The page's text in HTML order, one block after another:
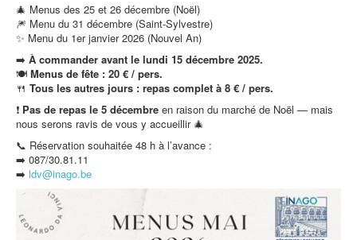
🎄 Menus des 25 et 26 décembre (Noël)
🎆 Menu du 31 décembre (Saint-Sylvestre)
✨ Menu du 1er janvier 2026 (Nouvel An)
➡️ À commander avant le lundi 15 décembre 2025.
🍽️ Menus de fête : 20 € / pers.
🍴 Tous les autres jours : repas complet à 8 € / pers.
❗ Pas de repas le 5 décembre en raison du marché de Noël — mais
nous serons ravis de vous y accueillir 🎄
📞 Réservation souhaitée 48 h à l’avance :
➡️ 087/30.81.11
➡️ ldv@inago.be